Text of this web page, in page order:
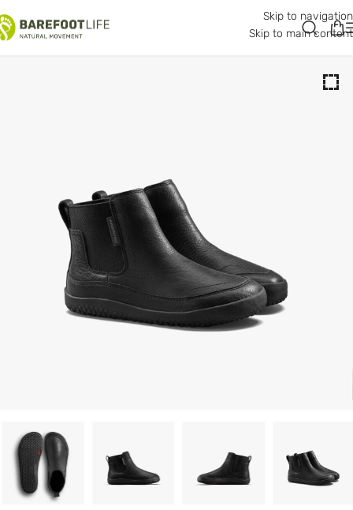
Skip to navigation
Skip to main content